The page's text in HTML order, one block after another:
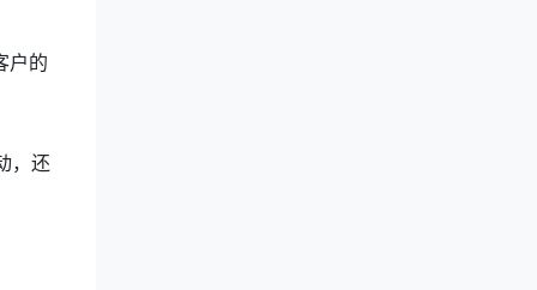
户的
，还